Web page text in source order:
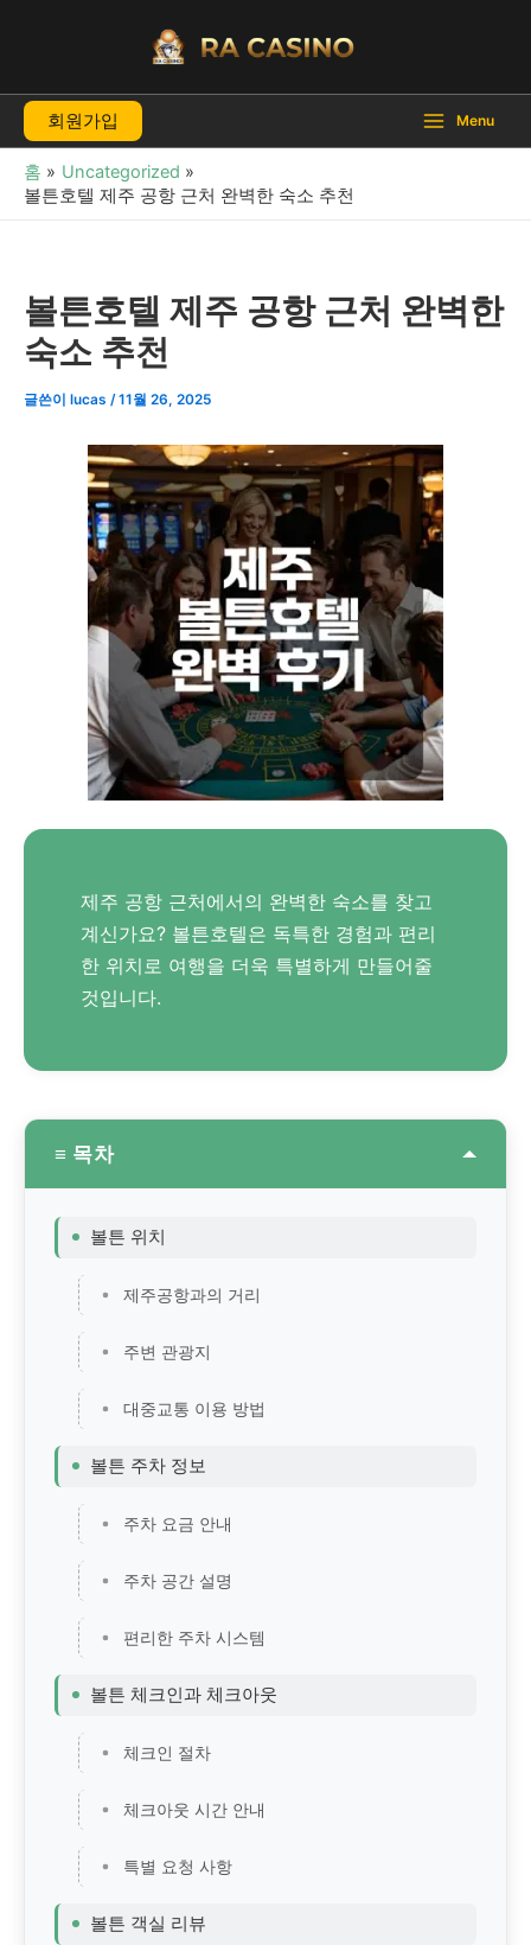
로
너
회원가입 Menu
홈
Uncategorized
볼튼호텔 제주 공항 근처 완벽한 숙소 추천
볼튼호텔 제주 공항 근처 완벽한
숙소 추천
글쓴이 lucas /11월 26, 2025
제주 공항 근처에서의 완벽한 숙소를 찾고
계신가요? 볼튼호텔은 독특한 경험과 편리
한 위치로 여행을 더욱 특별하게 만들어줄
것입니다.
≡ 목차
볼튼 위치
제주공항과의 거리
주변 관광지
대중교통 이용 방법
볼튼 주차 정보
주차 요금 안내
주차 공간 설명
편리한 주차 시스템
볼튼 체크인과 체크아웃
체크인 절차
체크아웃 시간 안내
특별 요청 사항
볼튼 객실 리뷰